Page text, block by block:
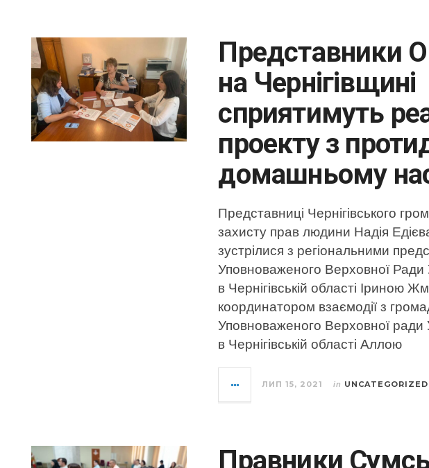
Представники
на Чернігівщині
сприятимуть
проекту з
домашньому
Представниці Чернігівського
захисту прав людини Надія
зустрілися з регіональними
Уповноваженого Верховної Ради
в Чернігівській області Іриною
координатором взаємодії з
Уповноваженого Верховної ради
в Чернігівській області Аллою
ЛИП 15, 2021 in UNCATEGORIZED
Правники